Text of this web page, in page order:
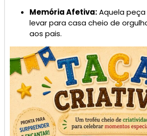
Memória Afetiva:Aquela
levar para casa cheio de
aos pais.